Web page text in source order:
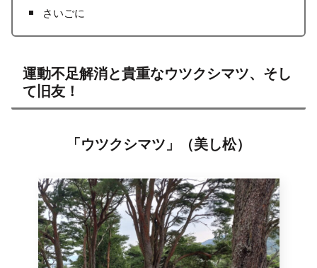
さいごに
運動不足解消と貴重なウツクシマツ、そし
て旧友！
「ウツクシマツ」（美し松）